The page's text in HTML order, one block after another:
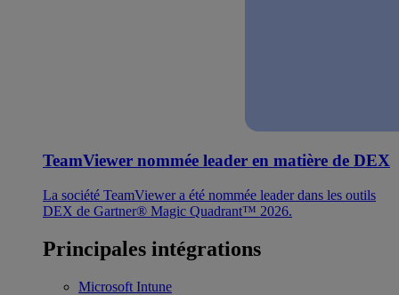
TeamViewer nommée leader en matière de DEX
La société TeamViewer a été nommée leader dans les outils
DEX de Gartner® Magic Quadrant™ 2026.
Principales intégrations
Microsoft Intune